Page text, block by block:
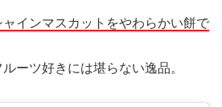
インマスカットをやわらかい餅で
ーツ好きには堪らない逸品。